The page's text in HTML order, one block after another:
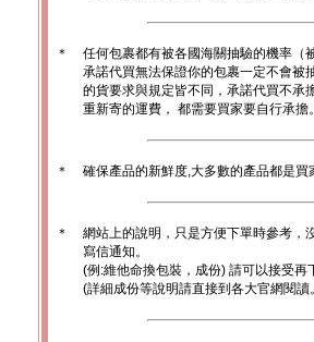
＊
任何包裹都有被各國海關抽驗的機率（
承諾代買無法保證你的包裹一定不會被
的貨要求與規定皆不同，承諾代買不承
重新寄的運費， 都需要買家要自行承擔
＊ 確保產品的新鮮度,大多數的產品都是
＊
網站上的說明，只是方便下單時參考，
寫信通知。
(例:維他命換包裝，成份) 請可以接受再
(詳細成份等說明請直接到各大官網閱讀